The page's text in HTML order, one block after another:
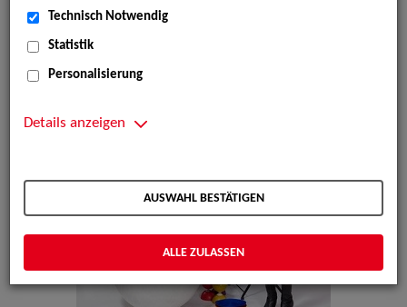
Technisch Notwendig
Statistik
Personalisierung
Details anzeigen
AUSWAHL BESTÄTIGEN
ALLE ZULASSEN